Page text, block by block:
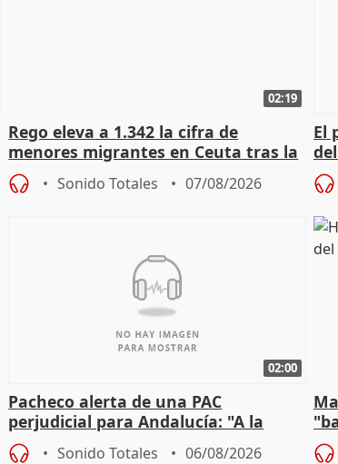
02:19
Rego eleva a 1.342 la cifra de
menores migrantes en Ceuta tras la
entrada masiva
Sonido Totales 07/08/2026
El
02:00
Pacheco alerta de una PAC
perjudicial para Andalucía: "A la
agricultura hay que protegerla"
Sonido Totales 06/08/2026